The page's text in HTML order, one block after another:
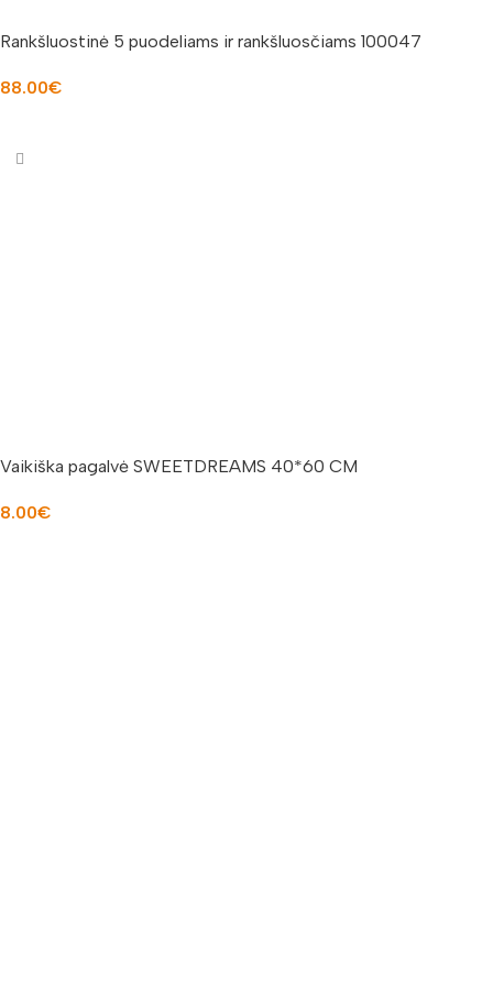
Rankšluostinė 5 puodeliams ir rankšluosčiams 100047
88.00€
Vaikiška pagalvė SWEETDREAMS 40*60 CM
8.00€